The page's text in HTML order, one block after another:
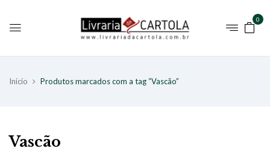
0
Início Produtos marcados com a tag “Vascão”
Vascão